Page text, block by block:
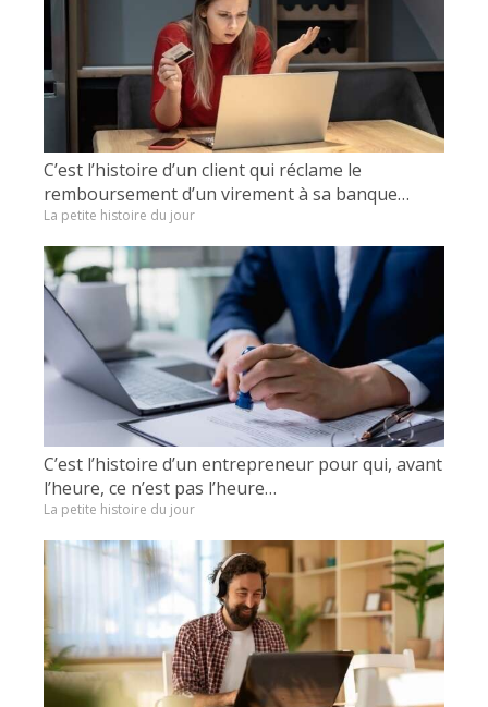
C’est l’histoire d’un client qui réclame le
remboursement d’un virement à sa banque…
La petite histoire du jour
C’est l’histoire d’un entrepreneur pour qui, avant
l’heure, ce n’est pas l’heure…
La petite histoire du jour